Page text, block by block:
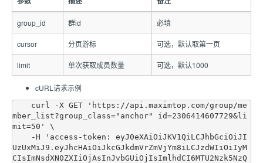
group_id 群id 必填
cursor 分页游标 可选，默认取第一页
limit 单次获取成员数量 可选，默认1000
cURL请求示例
mber_list?group_class="anchor" id=2306414607729&li
mit=50' \
UzUxMiJ9.eyJhcHAiOiJkcGJkdmVrZmVjYm8iLCJzdWIiOiIyM
CIsImNsdXN0ZXIiOjAsInJvbGUiOjIsImlhdCI6MTU2Nzk5NzQ